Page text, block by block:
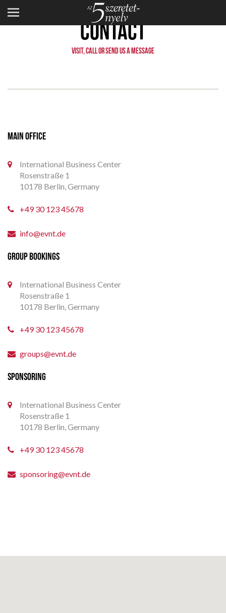
CONTACT
VISIT, CALL OR SEND US A MESSAGE
MAIN OFFICE
International Business Center
Rosenstraße 1
10178 Berlin, Germany
+49 30 123 45678
info@evnt.de
GROUP BOOKINGS
International Business Center
Rosenstraße 1
10178 Berlin, Germany
+49 30 123 45678
groups@evnt.de
SPONSORING
International Business Center
Rosenstraße 1
10178 Berlin, Germany
+49 30 123 45678
sponsoring@evnt.de